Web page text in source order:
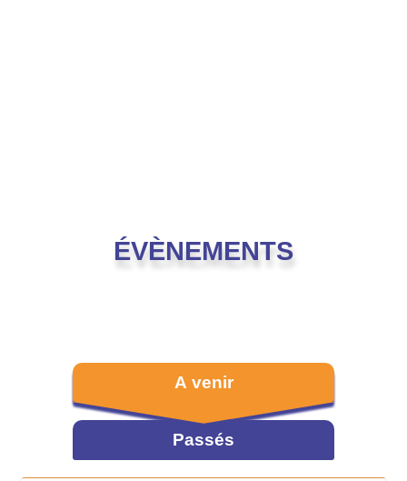
ÉVÈNEMENTS
A venir
Passés